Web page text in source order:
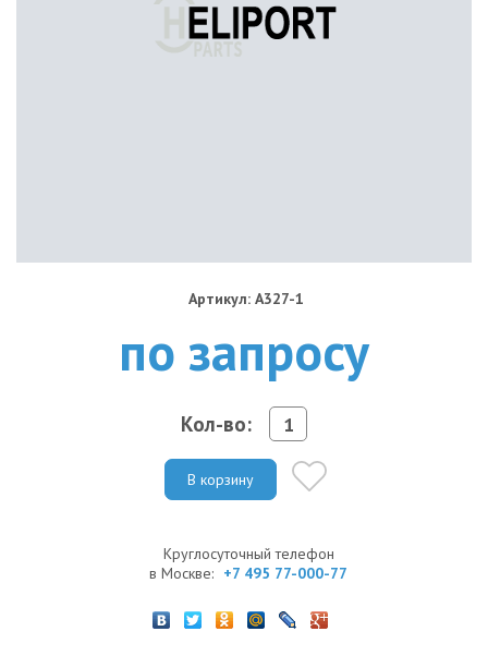
Артикул: A327-1
по запросу
Кол-во:
В корзину
Круглосуточный телефон
в Москве: +7 495 77-000-77